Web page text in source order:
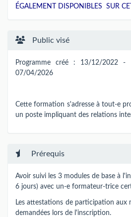
ÉGALEMENT DISPONIBLES SUR
Public visé
Programme créé : 13/12/2022
07/04/2026
Cette formation s'adresse à tout-e
un poste impliquant des relations
Prérequis
Avoir suivi les 3 modules de base à
6 jours) avec un-e formateur-trice
Les attestations de participation aux
demandées lors de l'inscription.